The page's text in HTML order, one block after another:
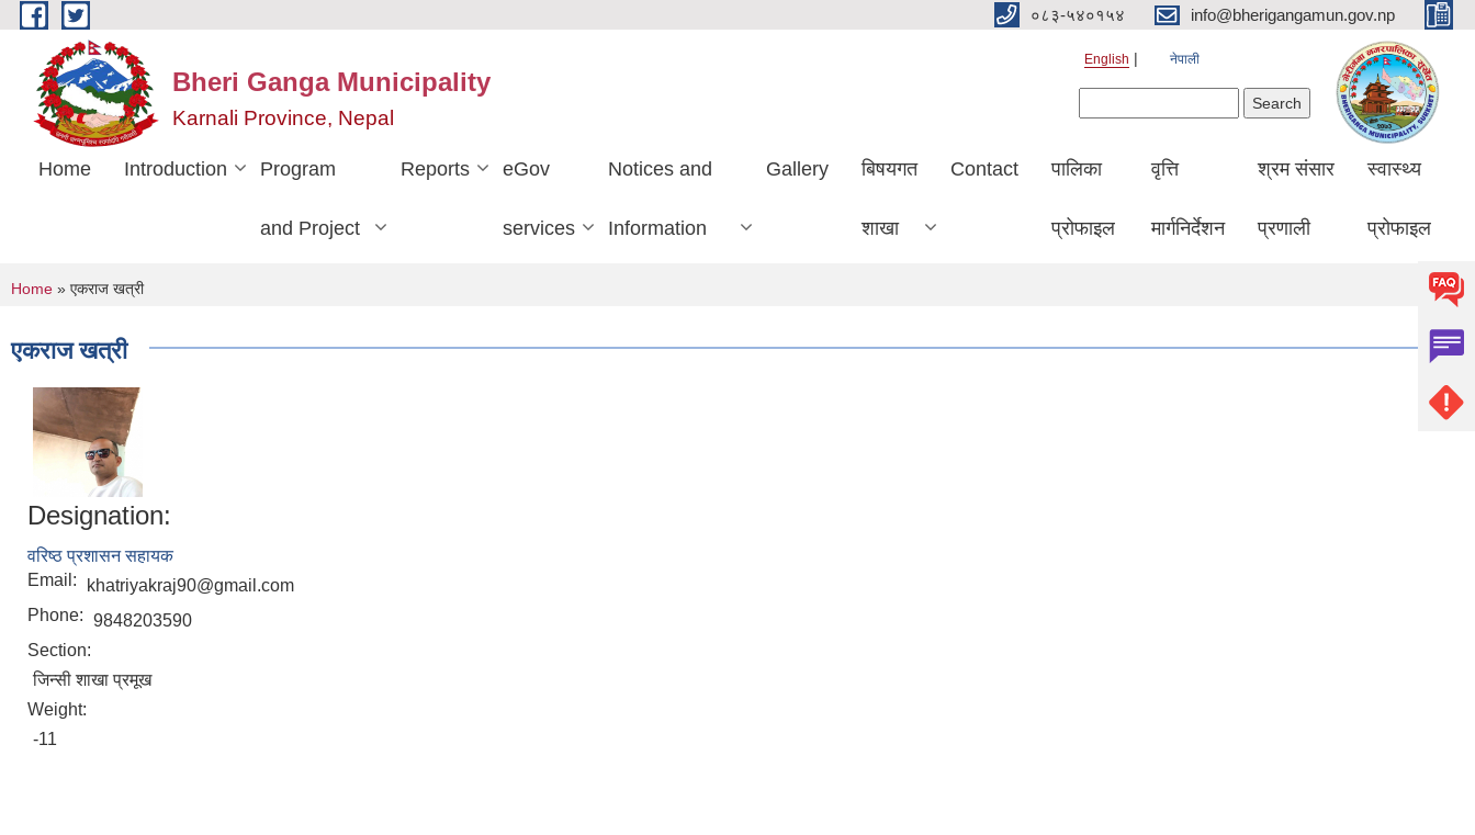
Skip to main content ०८३-५४०१५४ info@bherigangamun.gov.np
Bheri Ganga Municipality
Karnali Province, Nepal
English नेपाली
Home Introduction Program
and Project
Reports eGov
services
Notices and
Information
Gallery बिषयगत
शाखा
Contact पालिका
प्रोफाइल
वृत्ति
मार्गनिर्देशन
श्रम संसार
प्रणाली
स्वास्थ्य
प्रोफाइल
You are here
Home » एकराज खत्री
एकराज खत्री
Designation:
वरिष्ठ प्रशासन सहायक
Email:
khatriyakraj90@gmail.com
Phone: 9848203590
Section:
जिन्सी शाखा प्रमूख
Weight:
-11